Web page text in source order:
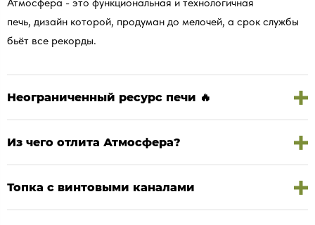
печь, дизайн которой, продуман до мелочей, а срок службы
бьёт все рекорды.
Неограниченный ресурс печи 🔥
Из чего отлита Атмосфера?
Топка с винтовыми каналами